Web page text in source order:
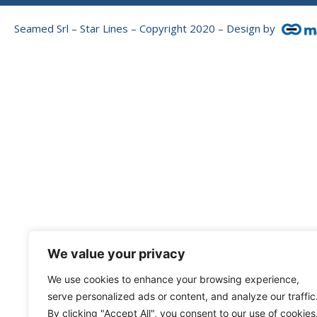
We value your privacy
We use cookies to enhance your browsing experience,
serve personalized ads or content, and analyze our
By clicking "Accept All", you consent to our use of
Seamed Srl – Star Lines – Copyright 2020 – Design by